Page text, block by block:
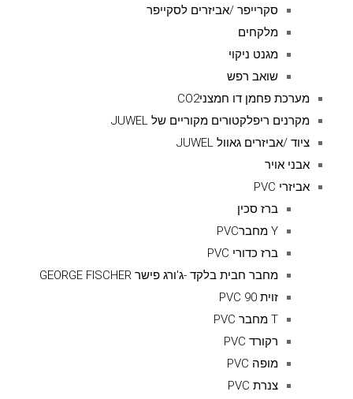
סקרייפר /אביזרים לסקייפר
מלקחים
מגנט ניקוי
שואב רפש
מערכת פחמן דו חמצניCO2
מקרנים ריפלקטורים מקוריים של JUWEL
ציוד /אביזרים גאוול JUWEL
אבני אויר
אביזרי PVC
ברז סכין
Y מחברPVC
ברז כדורי PVC
מחבר חבית בלקד -ג'ורג פישר GEORGE FISCHER
זוית 90 PVC
T מחבר PVC
רקורד PVC
מופה PVC
צנרת PVC